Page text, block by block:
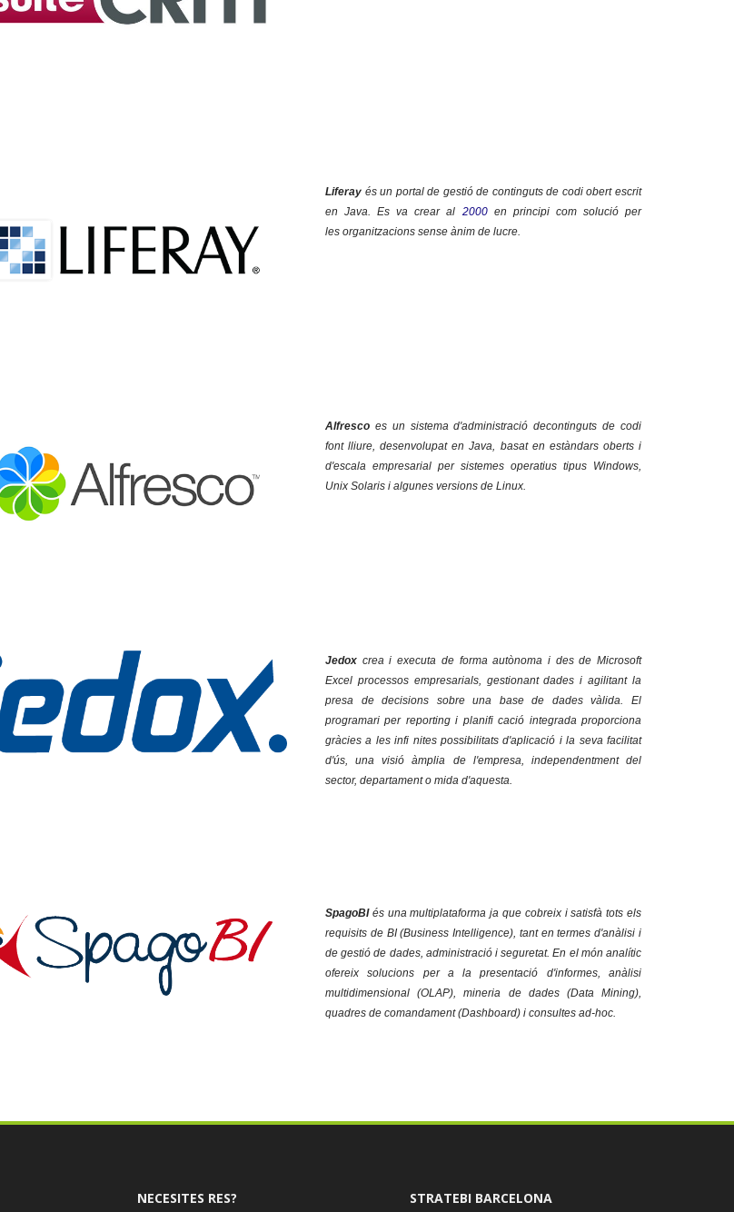
Liferay és un portal de gestió de continguts de codi obertescrit
enJava . Es va crear al 2000en principi com solució per
les organitzacions sense ànim de lucre
Alfresco es un sistema d'administració decontinguts decodi
font lliure , desenvolupat enJava
, basat en estàndars oberts i
d'escala empresarial per sistemes operatius tipus Windows
Unix Solaris i algunes versions de Linux
Jedox crea i executa de forma autònoma i des de Microsoft
Excel processos empresarials, gestionant dades i agilitant la
presa de decisions sobre una base de dades vàlida. El
programari per reporting i planifi cació integrada proporciona
gràcies a les infi nites possibilitats d'aplicació i la seva facilitat
d'ús, una visió àmplia de l'empresa, independentment del
sector, departament o mida d'aquesta.
SpagoBI és una multiplataforma ja que cobreix i satisfà tots els
requisits de BI (Business Intelligence), tant en termes d'anàlisi i
de gestió de dades, administració i seguretat. En el món analític
ofereix solucions per a la presentació d'informes, anàlisi
multidimensional (OLAP),mineria de dades(Data Mining),
quadres de comandament (Dashboard) i consultes ad-hoc.
NECESITES RES? STRATEBI BARCELONA